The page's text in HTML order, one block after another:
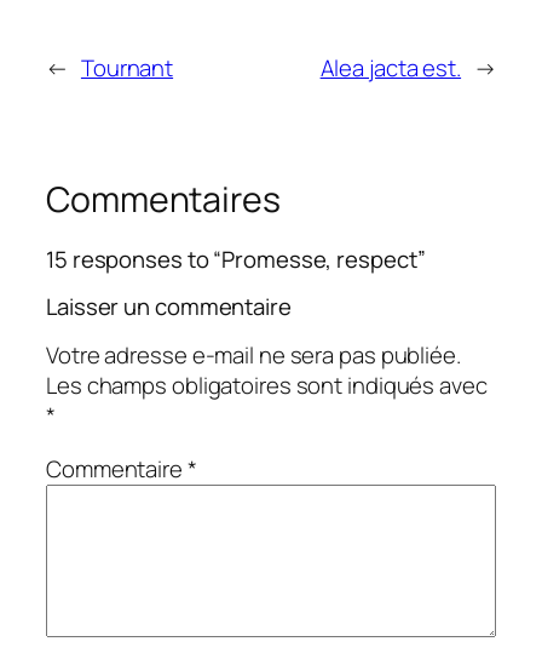
← Tournant Alea jacta est. →
Commentaires
15 responses to “Promesse, respect”
Laisser un commentaire
Votre adresse e-mail ne sera pas publiée.
Les champs obligatoires sont indiqués avec
*
Commentaire*